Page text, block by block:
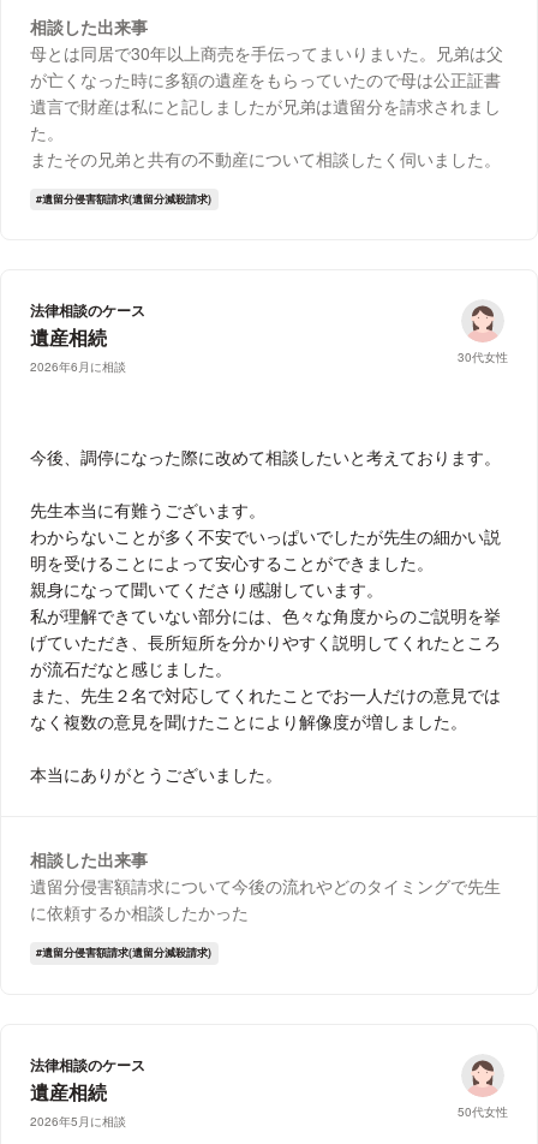
相談した出来事
母とは同居で30年以上商売を手伝ってまいりまいた。兄弟は父
が亡くなった時に多額の遺産をもらっていたので母は公正証書
遺言で財産は私にと記しましたが兄弟は遺留分を請求されまし
た。
またその兄弟と共有の不動産について相談したく伺いました。
遺留分侵害額請求(遺留分減殺請求)
法律相談のケース
遺産相続
2026年6月に相談
30代女性
今後、調停になった際に改めて相談したいと考えております。
先生本当に有難うございます。
わからないことが多く不安でいっぱいでしたが先生の細かい説
明を受けることによって安心することができました。
親身になって聞いてくださり感謝しています。
私が理解できていない部分には、色々な角度からのご説明を挙
げていただき、長所短所を分かりやすく説明してくれたところ
が流石だなと感じました。
また、先生２名で対応してくれたことでお一人だけの意見では
なく複数の意見を聞けたことにより解像度が増しました。
本当にありがとうございました。
相談した出来事
遺留分侵害額請求について今後の流れやどのタイミングで先生
に依頼するか相談したかった
遺留分侵害額請求(遺留分減殺請求)
法律相談のケース
遺産相続
2026年5月に相談
50代女性